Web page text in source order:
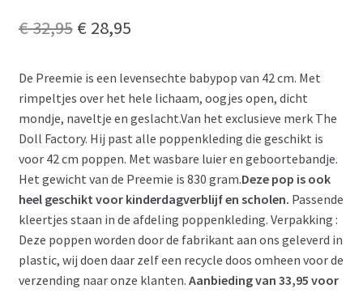
€32,95 Oorspronkelijke
was:
€ 32,95.
€ 28,95Huidige
is:
€ 28,95.
De Preemie is een levensechte babypop van 42 cm. Met
rimpeltjes over het hele lichaam, oogjes open, dicht
mondje, naveltje en geslacht.Van het exclusieve merk The
Doll Factory. Hij past alle poppenkleding die geschikt is
voor 42 cm poppen. Met wasbare luier en geboortebandje.
Het gewicht van de Preemie is 830 gram.Deze pop is ook
heel geschikt voor kinderdagverblijf en scholen. Passende
kleertjes staan in de afdeling poppenkleding. Verpakking :
Deze poppen worden door de fabrikant aan ons geleverd in
plastic, wij doen daar zelf een recycle doos omheen voor de
verzending naar onze klanten. Aanbieding van 33,95 voor